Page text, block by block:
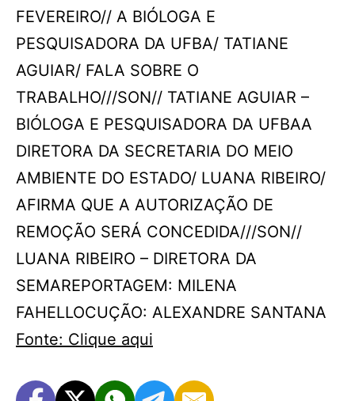
FEVEREIRO// A BIÓLOGA E
PESQUISADORA DA UFBA/ TATIANE
AGUIAR/ FALA SOBRE O
TRABALHO///SON// TATIANE AGUIAR –
BIÓLOGA E PESQUISADORA DA UFBAA
DIRETORA DA SECRETARIA DO MEIO
AMBIENTE DO ESTADO/ LUANA RIBEIRO/
AFIRMA QUE A AUTORIZAÇÃO DE
REMOÇÃO SERÁ CONCEDIDA///SON//
LUANA RIBEIRO – DIRETORA DA
SEMAREPORTAGEM: MILENA
FAHELLOCUÇÃO: ALEXANDRE SANTANA
Fonte: Clique aqui